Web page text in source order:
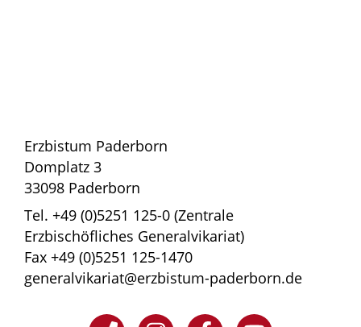
Erzbistum Paderborn
Domplatz 3
33098 Paderborn
Tel. +49 (0)5251 125-0 (Zentrale
Erzbischöfliches Generalvikariat)
Fax +49 (0)5251 125-1470
generalvikariat@erzbistum-paderborn.de